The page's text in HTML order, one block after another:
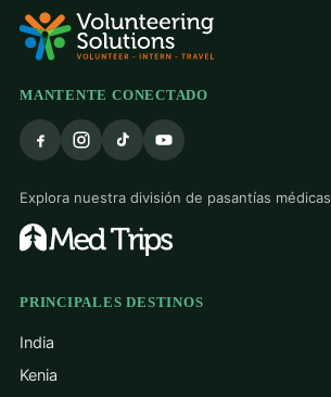
MANTENTE CONECTADO
Explora nuestra división de pasantías médicas
PRINCIPALES DESTINOS
India
Kenia